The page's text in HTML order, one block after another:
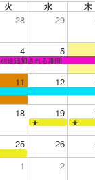
火 水 木
28 29
4 5
途追加される期間
11 12
18 19
★
★
25 26
1 2